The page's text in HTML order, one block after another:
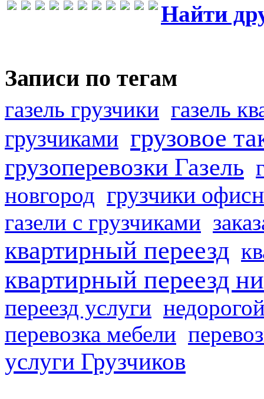
Найти
Записи по тегам
газель грузчики газель
грузчиками грузовое
грузоперевозки Газель
новгород грузчики
газели с грузчиками
квартирный переезд
квартирный переезд
переезд услуги
перевозка мебели
услуги Грузчиков